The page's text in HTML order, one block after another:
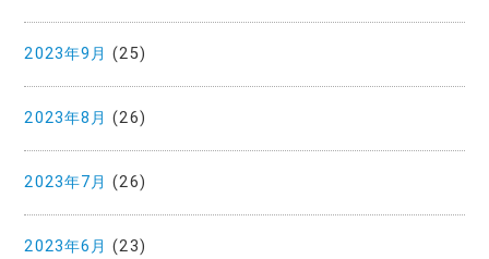
2023年9月 (25)
2023年8月 (26)
2023年7月 (26)
2023年6月 (23)